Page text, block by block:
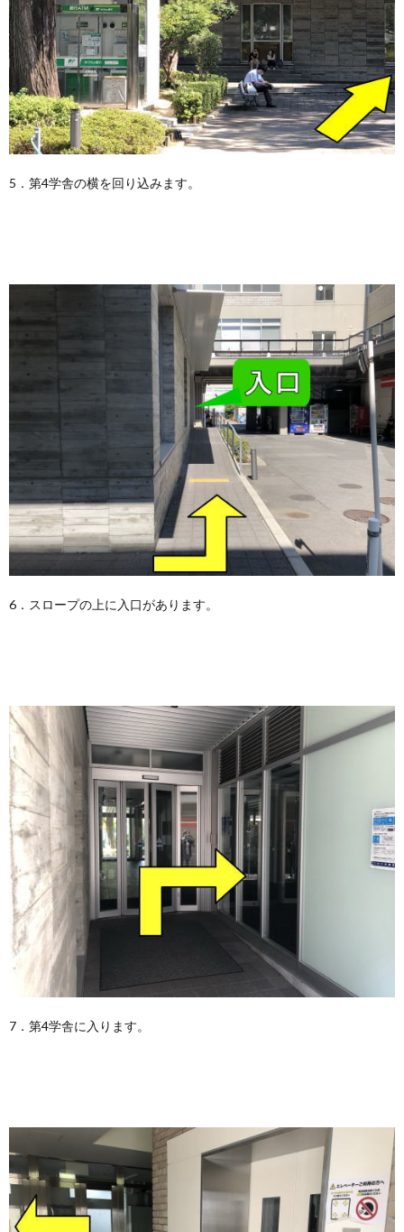
5．第4学舎の横を回り込みます。
6．スロープの上に入口があります。
7．第4学舎に入ります。